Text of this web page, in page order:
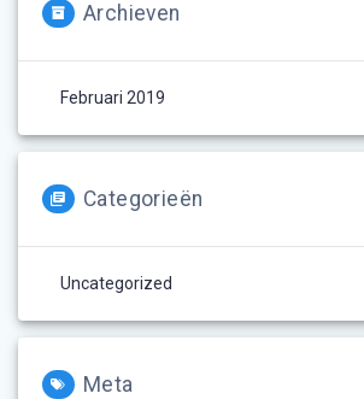
Archieven
Februari 2019
Categorieën
Uncategorized
Meta